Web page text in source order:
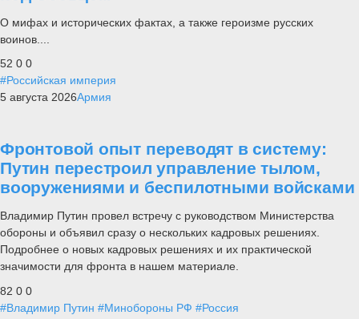
О мифах и исторических фактах, а также героизме русских
воинов....
52 0 0
#Российская империя
5 августа 2026Армия
Фронтовой опыт переводят в систему:
Путин перестроил управление тылом,
вооружениями и беспилотными войсками
Владимир Путин провел встречу с руководством Министерства
обороны и объявил сразу о нескольких кадровых решениях.
Подробнее о новых кадровых решениях и их практической
значимости для фронта в нашем материале.
82 0 0
#Владимир Путин #Минобороны РФ #Россия